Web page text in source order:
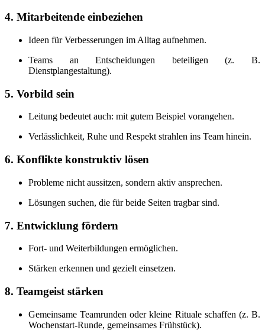
4. Mitarbeitende einbeziehen
Ideen für Verbesserungen im Alltag aufnehmen.
Teams an Entscheidungen beteiligen (z. B.
Dienstplangestaltung).
5. Vorbild sein
Leitung bedeutet auch: mit gutem Beispiel vorangehen.
Verlässlichkeit, Ruhe und Respekt strahlen ins Team hinein.
6. Konflikte konstruktiv lösen
Probleme nicht aussitzen, sondern aktiv ansprechen.
Lösungen suchen, die für beide Seiten tragbar sind.
7. Entwicklung fördern
Fort- und Weiterbildungen ermöglichen.
Stärken erkennen und gezielt einsetzen.
8. Teamgeist stärken
Gemeinsame Teamrunden oder kleine Rituale schaffen (z. B.
Wochenstart-Runde, gemeinsames Frühstück).